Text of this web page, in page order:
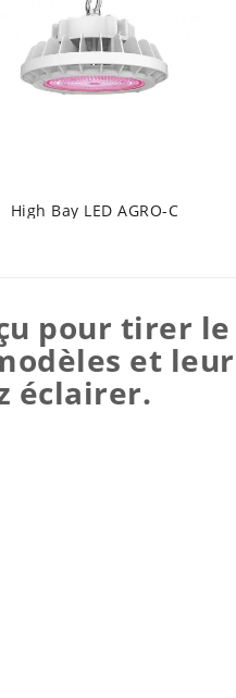
High Bay LED AGRO-C
pour tirer
et
éclairer.